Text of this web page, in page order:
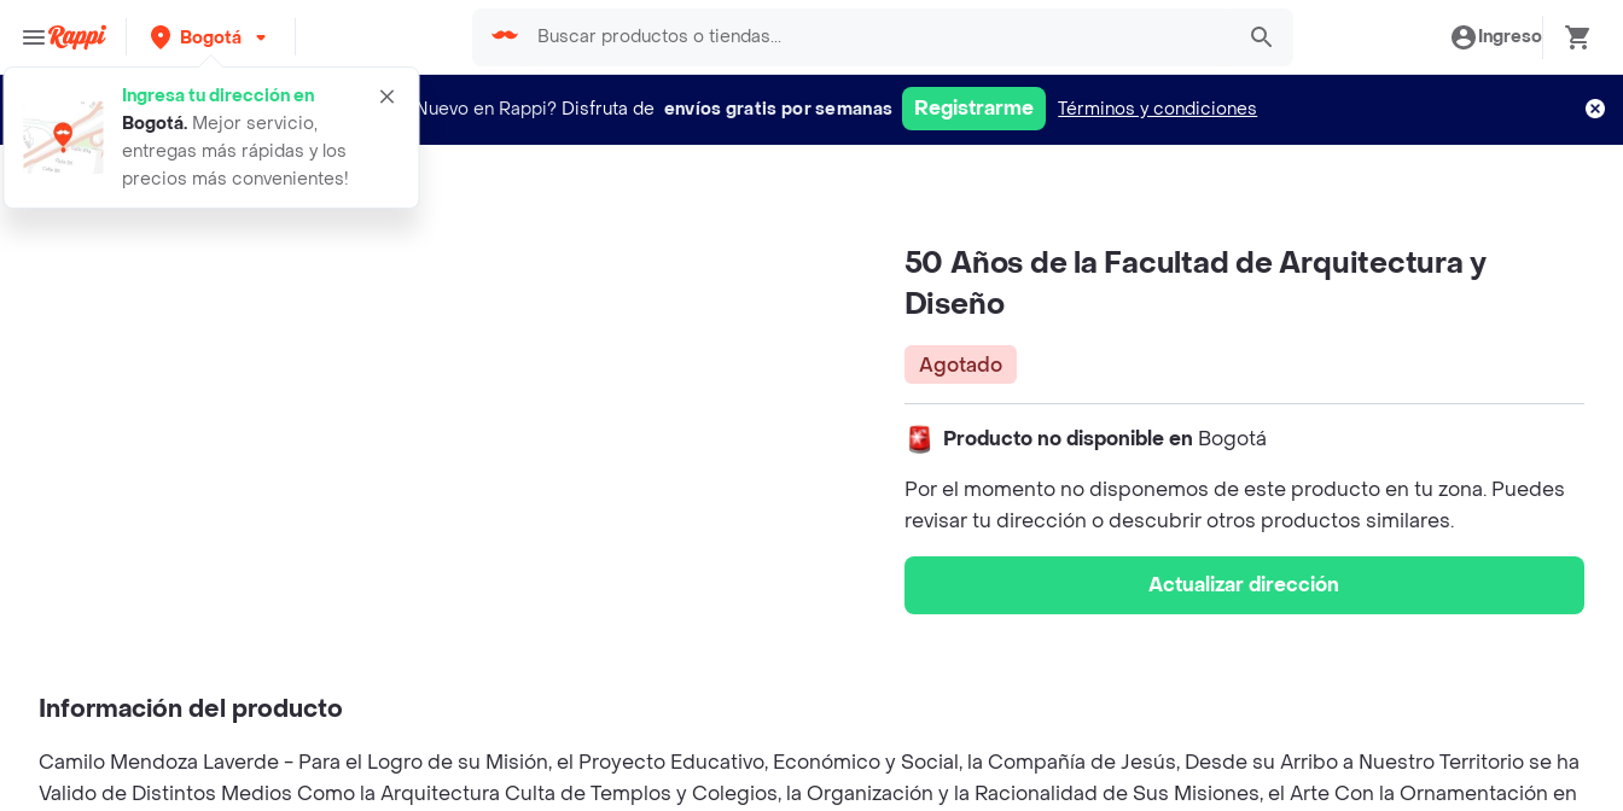
Bogotá
Ingresa tu dirección en
Bogotá. Mejor servicio,
entregas más rápidas y los
precios más convenientes!
Ingreso
¿Nuevo en Rappi? Disfruta de envíos gratis por semanas Registrarme Términos y condiciones
50 anos de la facultad de arquitect
50 Años de la Facultad de Arquitectura y
Diseño
Agotado
Producto no disponible en Bogotá
Por el momento no disponemos de este producto en tu zona. Puedes
revisar tu dirección o descubrir otros productos similares.
Actualizar dirección
Información del producto
Camilo Mendoza Laverde - Para el Logro de su Misión, el Proyecto Educativo, Económico y Social, la Compañía de Jesús, Desde su Arribo a Nuestro Territorio se ha
Valido de Distintos Medios Como la Arquitectura Culta de Templos y Colegios, la Organización y la Racionalidad de Sus Misiones, el Arte Con la Ornamentación en